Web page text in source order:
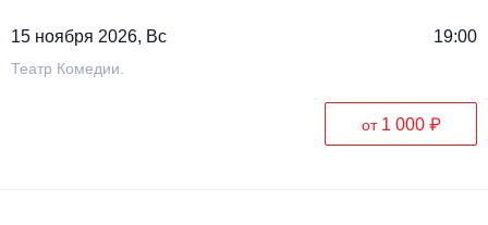
15 ноября 2026, Вс 19:00
Театр Комедии.
от 1 000 ₽